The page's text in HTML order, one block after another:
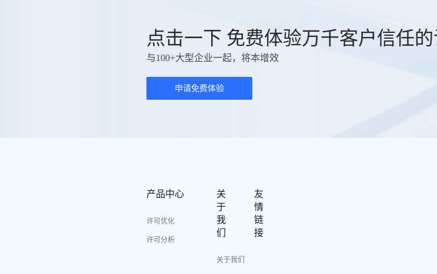
点击一下 免费体验万千客户信任
与100+大型企业一起，将本增效
申请免费体验
产品中心
许可优化
许可分析
关
于
我
们
关于我们
友
情
链
接